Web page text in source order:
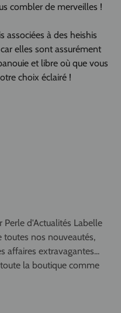
combler de merveilles !
associées à des heishis
elles sont assurément
et libre où que vous
choix éclairé !
d'Actualités Labelle
toutes nos nouveautés,
affaires extravagantes...
la boutique comme